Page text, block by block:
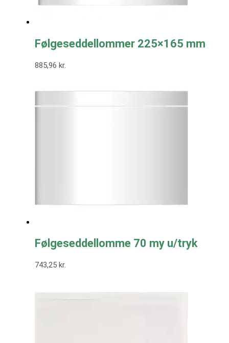
Følgeseddellommer 225×165 mm
885,96 kr.
Følgeseddellomme 70 my u/tryk
743,25 kr.